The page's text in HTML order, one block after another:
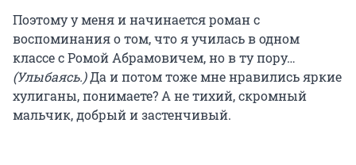
Поэтому у меня и начинается роман с
воспоминания о том, что я училась в одном
классе с Ромой Абрамовичем, но в ту пору…
(Улыбаясь.)Да и потом тоже мне нравились яркие
хулиганы, понимаете? А не тихий, скромный
мальчик, добрый и застенчивый.